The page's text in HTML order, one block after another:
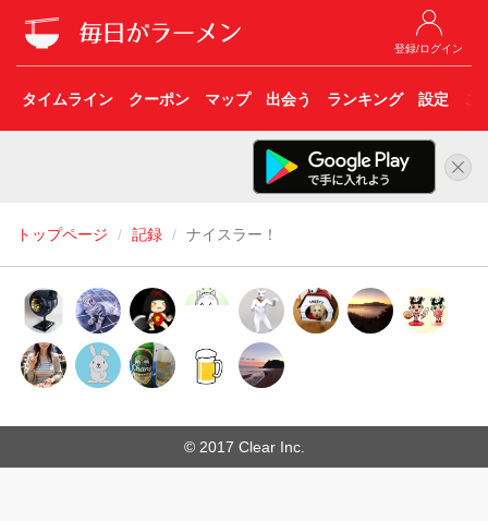
登録/ログイン
タイムライン クーポン マップ 出会う ランキング 設定 こ
トップページ 記録 ナイスラー！
© 2017 Clear Inc.